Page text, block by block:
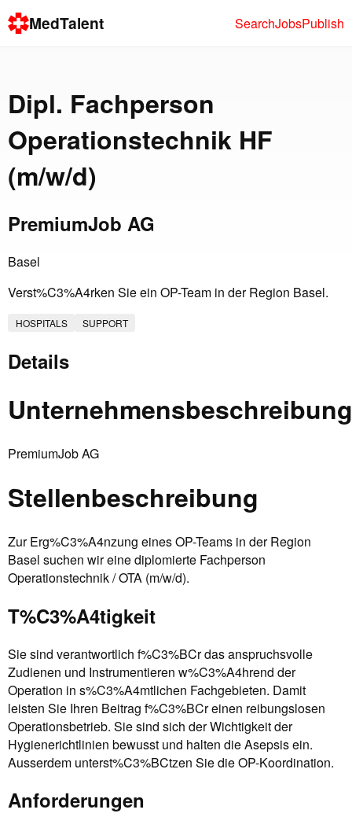
MedTalent SearchJobsPublish
Dipl. Fachperson
Operationstechnik HF
(m/w/d)
PremiumJob AG
Basel
Verst%C3%A4rken Sie ein OP-Team in der Region Basel.
HOSPITALS SUPPORT
Details
Unternehmensbeschreibung
PremiumJob AG
Stellenbeschreibung
Zur Erg%C3%A4nzung eines OP-Teams in der Region
Basel suchen wir eine diplomierte Fachperson
Operationstechnik / OTA (m/w/d).
T%C3%A4tigkeit
Sie sind verantwortlich f%C3%BCr das anspruchsvolle
Zudienen und Instrumentieren w%C3%A4hrend der
Operation in s%C3%A4mtlichen Fachgebieten. Damit
leisten Sie Ihren Beitrag f%C3%BCr einen reibungslosen
Operationsbetrieb. Sie sind sich der Wichtigkeit der
Hygienerichtlinien bewusst und halten die Asepsis ein.
Ausserdem unterst%C3%BCtzen Sie die OP-Koordination.
Anforderungen